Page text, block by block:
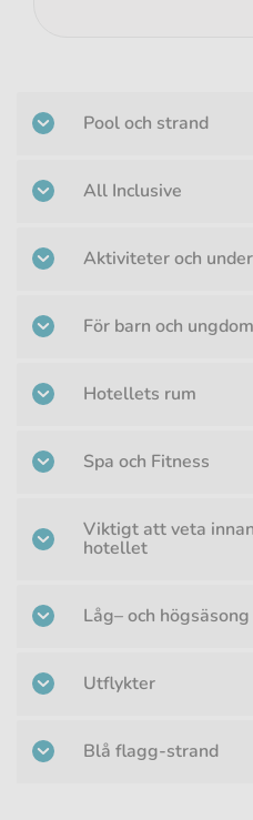
Pool och strand
All Inclusive
Aktiviteter och
För barn och
Hotellets rum
Spa och Fitness
Viktigt att veta
hotellet
Låg– och högsäsong
Utflykter
Blå flagg-strand